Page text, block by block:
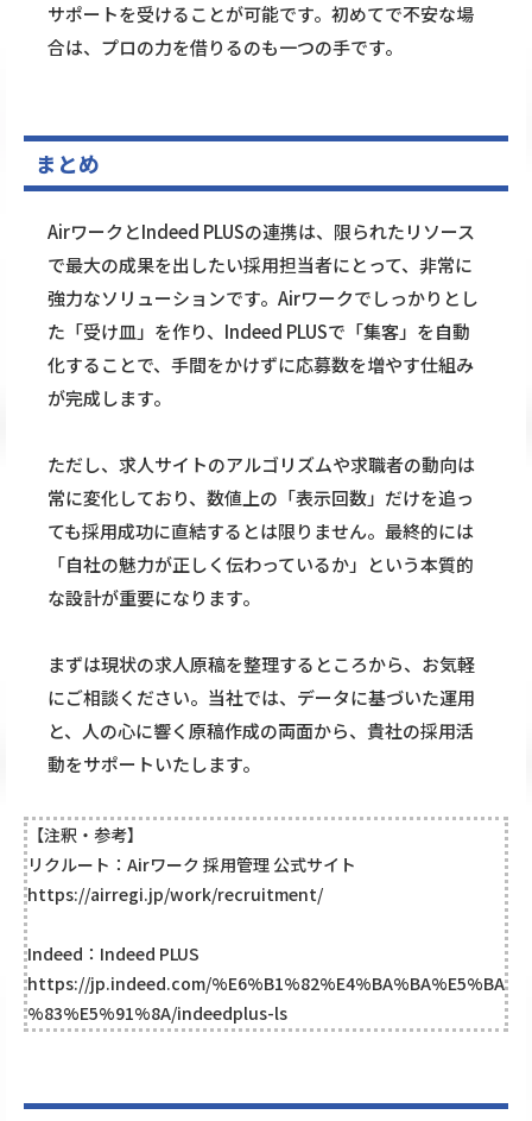
サポートを受けることが可能です。初めてで不安な場
合は、プロの力を借りるのも一つの手です。
まとめ
AirワークとIndeed PLUSの連携は、限られたリソース
で最大の成果を出したい採用担当者にとって、非常に
強力なソリューションです。Airワークでしっかりとし
た「受け皿」を作り、Indeed PLUSで「集客」を自動
化することで、手間をかけずに応募数を増やす仕組み
が完成します。
ただし、求人サイトのアルゴリズムや求職者の動向は
常に変化しており、数値上の「表示回数」だけを追っ
ても採用成功に直結するとは限りません。最終的には
「自社の魅力が正しく伝わっているか」という本質的
な設計が重要になります。
まずは現状の求人原稿を整理するところから、お気軽
にご相談ください。当社では、データに基づいた運用
と、人の心に響く原稿作成の両面から、貴社の採用活
動をサポートいたします。
【注釈・参考】
リクルート：Airワーク 採用管理 公式サイト
https://airregi.jp/work/recruitment/
Indeed：Indeed PLUS
https://jp.indeed.com/%E6%B1%82%E4%BA%BA%E5%BA
%83%E5%91%8A/indeedplus-ls